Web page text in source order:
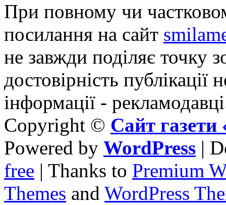
При повному чи
посилання на сайт
не завжди поділяє точку
достовірність публікації
інформації -
Copyright © Сайт
Powered by WordPress |
free | Thanks to Premium
Themes and WordPress